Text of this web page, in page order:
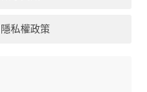
隱私權政策